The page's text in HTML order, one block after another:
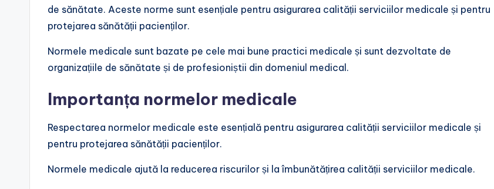
de sănătate. Aceste norme sunt esențiale pentru asigurarea calității serviciilor medicale și pentru
protejarea sănătății pacienților.
Normele medicale sunt bazate pe cele mai bune practici medicale și sunt dezvoltate de
organizațiile de sănătate și de profesioniștii din domeniul medical.
Importanța normelor medicale
Respectarea normelor medicale este esențială pentru asigurarea calității serviciilor medicale și
pentru protejarea sănătății pacienților.
Normele medicale ajută la reducerea riscurilor și la îmbunătățirea calității serviciilor medicale.